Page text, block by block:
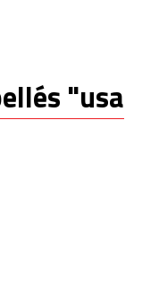
"usa